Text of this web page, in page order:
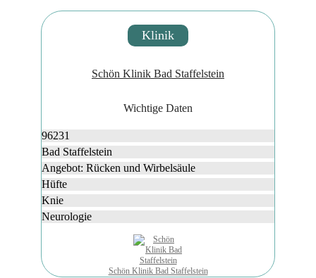
Klinik
Schön Klinik Bad Staffelstein
Wichtige Daten
96231
Bad Staffelstein
Angebot: Rücken und Wirbelsäule
Hüfte
Knie
Neurologie
Schön Klinik Bad Staffelstein